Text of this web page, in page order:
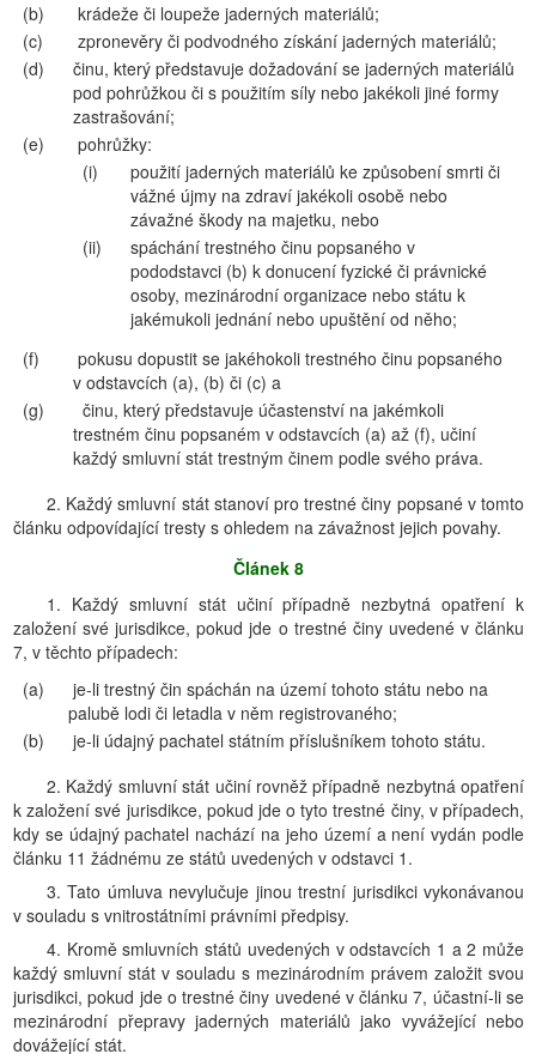
(b)
krádeže či loupeže jaderných materiálů;
(c)
zpronevěry či podvodného získání jaderných materiálů;
(d)
činu, který představuje dožadování se jaderných materiálů
pod pohrůžkou či s použitím síly nebo jakékoli jiné formy
zastrašování;
(e)
pohrůžky:
(i)
použití jaderných materiálů ke způsobení smrti či
vážné újmy na zdraví jakékoli osobě nebo
závažné škody na majetku, nebo
(ii)
spáchání trestného činu popsaného v
pododstavci (b) k donucení fyzické či právnické
osoby, mezinárodní organizace nebo státu k
jakémukoli jednání nebo upuštění od něho;
(f)
pokusu dopustit se jakéhokoli trestného činu popsaného
v odstavcích (a), (b) či (c) a
(g)
činu, který představuje účastenství na jakémkoli
trestném činu popsaném v odstavcích (a) až (f), učiní
každý smluvní stát trestným činem podle svého práva.
2. Každý smluvní stát stanoví pro trestné činy popsané v tomto
článku odpovídající tresty s ohledem na závažnost jejich povahy.
Článek 8
1. Každý smluvní stát učiní případně nezbytná opatření k
založení své jurisdikce, pokud jde o trestné činy uvedené v článku
7, v těchto případech:
(a)
je-li trestný čin spáchán na území tohoto státu nebo na
palubě lodi či letadla v něm registrovaného;
(b)
je-li údajný pachatel státním příslušníkem tohoto státu.
2. Každý smluvní stát učiní rovněž případně nezbytná opatření
k založení své jurisdikce, pokud jde o tyto trestné činy, v případech,
kdy se údajný pachatel nachází na jeho území a není vydán podle
článku 11 žádnému ze států uvedených v odstavci 1.
3. Tato úmluva nevylučuje jinou trestní jurisdikci vykonávanou
v souladu s vnitrostátními právními předpisy.
4. Kromě smluvních států uvedených v odstavcích 1 a 2 může
každý smluvní stát v souladu s mezinárodním právem založit svou
jurisdikci, pokud jde o trestné činy uvedené v článku 7, účastní-li se
mezinárodní přepravy jaderných materiálů jako vyvážející nebo
dovážející stát.